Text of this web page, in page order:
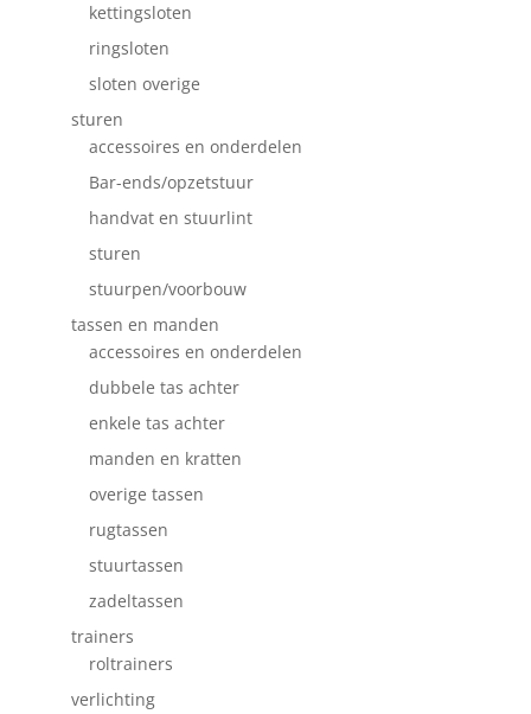
kettingsloten
ringsloten
sloten overige
sturen
accessoires en onderdelen
Bar-ends/opzetstuur
handvat en stuurlint
sturen
stuurpen/voorbouw
tassen en manden
accessoires en onderdelen
dubbele tas achter
enkele tas achter
manden en kratten
overige tassen
rugtassen
stuurtassen
zadeltassen
trainers
roltrainers
verlichting